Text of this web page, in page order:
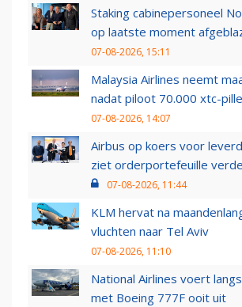
Staking cabinepersoneel
op laatste moment
07-08-2026, 15:11
Malaysia Airlines neemt
nadat piloot 70.000 xtc-
07-08-2026, 14:07
Airbus op koers voor
ziet orderportefeuille
07-08-2026, 11:44
KLM hervat na
vluchten naar Tel Aviv
07-08-2026, 11:10
National Airlines voert
met Boeing 777F ooit uit